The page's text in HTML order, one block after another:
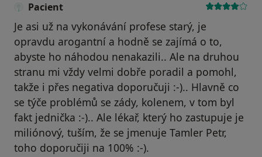
Pacient
Je asi už na vykonávání profese starý, je
opravdu arogantní a hodně se zajímá o to,
abyste ho náhodou nenakazili.. Ale na druhou
stranu mi vždy velmi dobře poradil a pomohl,
takže i přes negativa doporučuji :-).. Hlavně co
se týče problémů se zády, kolenem, v tom byl
fakt jednička :-).. Ale lékař, který ho zastupuje je
miliónový, tuším, že se jmenuje Tamler Petr,
toho doporučiji na 100% :-).